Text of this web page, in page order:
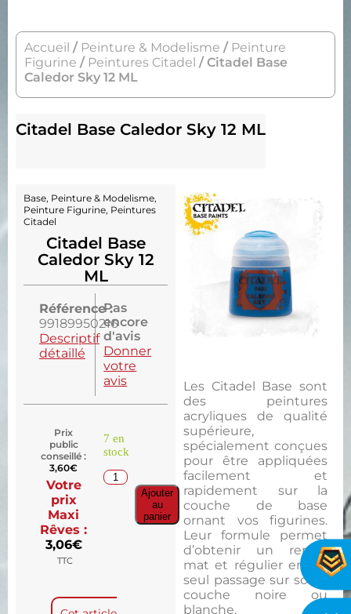
Accueil / Peinture & Modelisme / Peinture
Figurine / Peintures Citadel / Citadel Base
Caledor Sky 12 ML
Citadel Base Caledor Sky 12 ML
Les Citadel Base sont
des peintures
acryliques de qualité
supérieure,
spécialement conçues
pour être appliquées
facilement et
rapidement sur la
couche de base
ornant vos figurines.
Leur formule permet
d’obtenir un rendu
mat et régulier en un
seul passage sur sous-
couche noire ou
blanche.
Base, Peinture & Modelisme,
Peinture Figurine, Peintures
Citadel
Citadel Base
Caledor Sky 12
ML
Référence :
99189950216
Descriptif
détaillé
Pas
encore
d'avis
Donner
votre
avis
Prix
public
conseillé :
3,60€
Votre
prix
Maxi
Rêves :
3,06€
TTC
7 en
stock
Ajouter
au
panier